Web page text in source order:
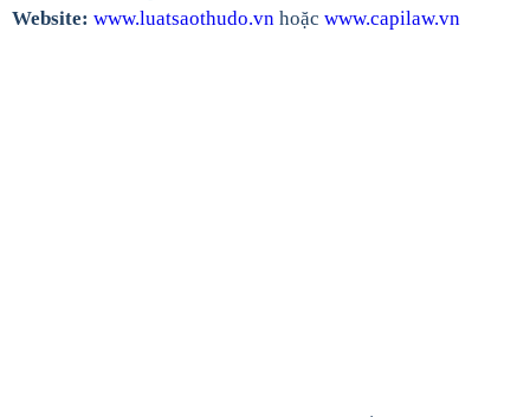
Website: www.luatsaothudo.vn hoặc www.capilaw.vn